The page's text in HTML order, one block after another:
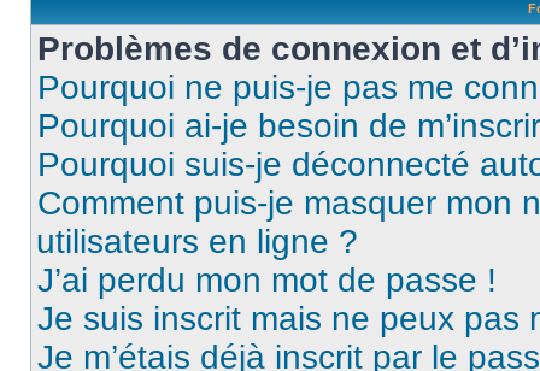
Problèmes de connexion et
Pourquoi ne puis-je pas me
Pourquoi ai-je besoin de
Pourquoi suis-je déconnecté
Comment puis-je masquer mon
utilisateurs en ligne ?
J’ai perdu mon mot de passe !
Je suis inscrit mais ne peux pas
Je m’étais déjà inscrit par le